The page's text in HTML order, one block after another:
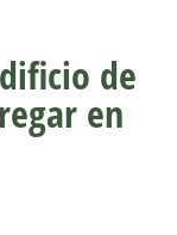
de
en